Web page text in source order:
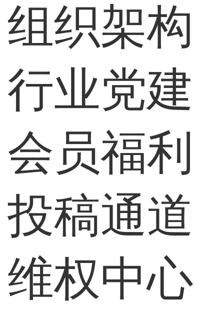
组织架构
行业党建
会员福利
投稿通道
维权中心